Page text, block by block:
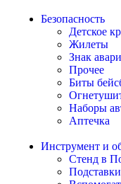
Безопасность
Детское
Жилеты
Знак
Прочее
Биты
Наборы
Аптечка
Инструмент и
Стенд в